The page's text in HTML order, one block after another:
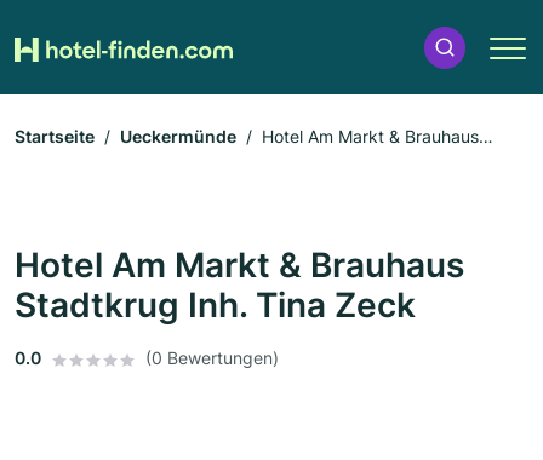
Startseite Ueckermünde
Hotel Am Markt & Brauhaus
Hotel Am Markt & Brauhaus
Stadtkrug Inh. Tina Zeck
0.0 (0 Bewertungen)